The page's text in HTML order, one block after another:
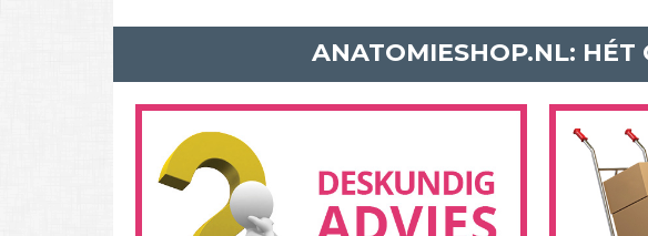
ANATOMIESHOP.NL: